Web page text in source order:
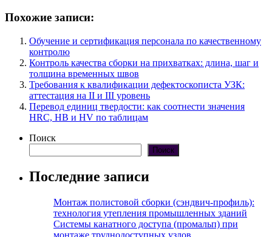
Похожие записи:
Обучение и сертификация персонала по качественному
контролю
Контроль качества сборки на прихватках: длина, шаг и
толщина временных швов
Требования к квалификации дефектоскописта УЗК:
аттестация на II и III уровень
Перевод единиц твердости: как соотнести значения
HRC, HB и HV по таблицам
Поиск
Поиск
Последние записи
Монтаж полистовой сборки (сэндвич-профиль):
технология утепления промышленных зданий
Системы канатного доступа (промальп) при
монтаже труднодоступных узлов